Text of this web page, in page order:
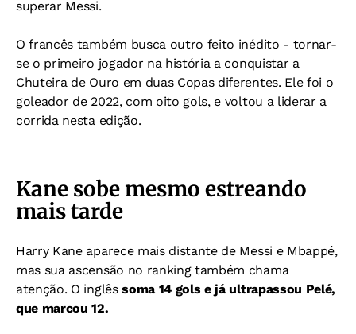
superar Messi.
O francês também busca outro feito inédito - tornar-
se o primeiro jogador na história a conquistar a
Chuteira de Ouro em duas Copas diferentes. Ele foi o
goleador de 2022, com oito gols, e voltou a liderar a
corrida nesta edição.
Kane sobe mesmo estreando
mais tarde
Harry Kane aparece mais distante de Messi e Mbappé,
mas sua ascensão no ranking também chama
atenção. O inglêssoma 14 gols e já ultrapassou Pelé,
que marcou 12.